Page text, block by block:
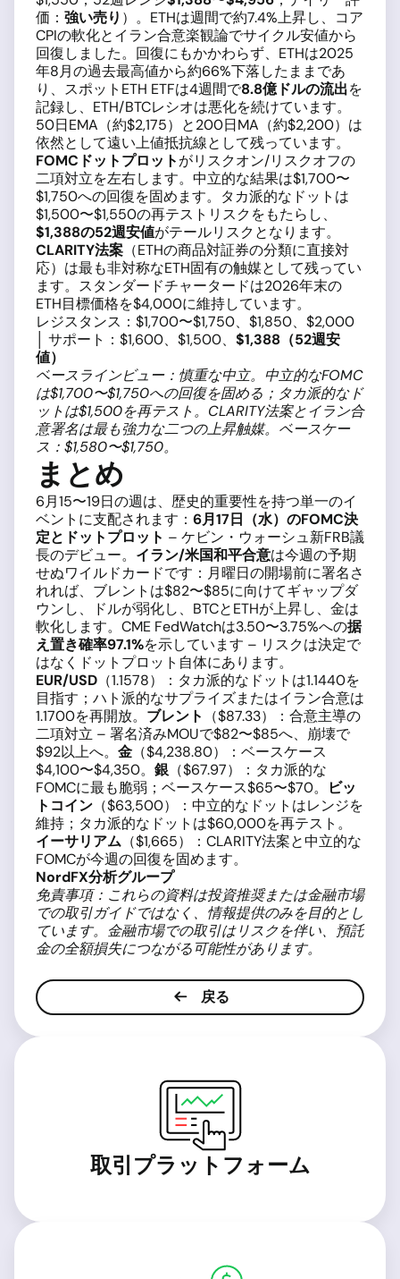
価： 強い売り ）。ETHは週間で約7.4%上昇し、コア
CPIの軟化とイラン合意楽観論でサイクル安値から
回復しました。回復にもかかわらず、ETHは2025
年8月の過去最高値から約66%下落したままであ
り、スポットETH ETFは4週間で8.8億ドルの流出を
記録し、ETH/BTCレシオは悪化を続けています。
50日EMA（約$2,175）と200日MA（約$2,200）は
依然として遠い上値抵抗線として残っています。
FOMCドットプロットがリスクオン/リスクオフの
二項対立を左右します。中立的な結果は$1,700〜
$1,750への回復を固めます。タカ派的なドットは
$1,500〜$1,550の再テストリスクをもたらし、
$1,388の52週安値がテールリスクとなります。
CLARITY法案 （ETHの商品対証券の分類に直接対
応）は最も非対称なETH固有の触媒として残ってい
ます。スタンダードチャータードは2026年末の
ETH目標価格を$4,000に維持しています。
レジスタンス：$1,700〜$1,750、$1,850、$2,000
│ サポート：$1,600、$1,500、 $1,388（52週安
値）
ベースラインビュー：慎重な中立。中立的なFOMC
は$1,700〜$1,750への回復を固める；タカ派的なド
ットは$1,500を再テスト。CLARITY法案とイラン合
意署名は最も強力な二つの上昇触媒。ベースケー
ス：$1,580〜$1,750。
まとめ
6月15〜19日の週は、歴史的重要性を持つ単一のイ
ベントに支配されます： 6月17日（水）のFOMC決
定とドットプロット – ケビン・ウォーシュ新FRB議
長のデビュー。 イラン/米国和平合意は今週の予期
せぬワイルドカードです：月曜日の開場前に署名さ
れれば、ブレントは$82〜$85に向けてギャップダ
ウンし、ドルが弱化し、BTCとETHが上昇し、金は
軟化します。CME FedWatchは3.50〜3.75%への据
え置き確率97.1%を示しています – リスクは決定で
はなくドットプロット自体にあります。
EUR/USD （1.1578）：タカ派的なドットは1.1440を
目指す；ハト派的なサプライズまたはイラン合意は
1.1700を再開放。 ブレント
（$87.33）：合意主導の
二項対立 – 署名済みMOUで$82〜$85へ、崩壊で
$92以上へ。 金 （$4,238.80）：ベースケース
$4,100〜$4,350。 銀（$67.97）：タカ派的な
FOMCに最も脆弱；ベースケース$65〜$70。
ビッ
トコイン （$63,500）：中立的なドットはレンジを
維持；タカ派的なドットは$60,000を再テスト。
イーサリアム （$1,665）：CLARITY法案と中立的な
FOMCが今週の回復を固めます。
NordFX分析グループ
免責事項：これらの資料は投資推奨または金融市場
での取引ガイドではなく、情報提供のみを目的とし
ています。金融市場での取引はリスクを伴い、預託
金の全額損失につながる可能性があります。
戻る
取引プラットフォーム